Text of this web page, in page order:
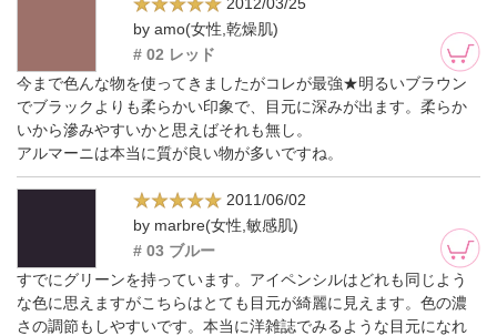
by amo(女性,乾燥肌)
# 02 レッド
今まで色んな物を使ってきましたがコレが最強★明るいブラウン
でブラックよりも柔らかい印象で、目元に深みが出ます。柔らか
いから滲みやすいかと思えばそれも無し。
アルマーニは本当に質が良い物が多いですね。
2011/06/02
by marbre(女性,敏感肌)
# 03 ブルー
すでにグリーンを持っています。アイペンシルはどれも同じよう
な色に思えますがこちらはとても目元が綺麗に見えます。色の濃
さの調節もしやすいです。本当に洋雑誌でみるような目元になれ